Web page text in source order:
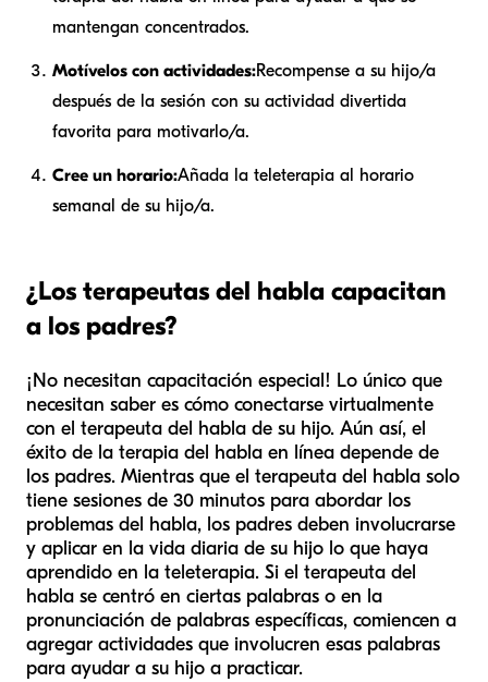
mantengan concentrados.
Motívelos con actividades:Recompense a su hijo/a
después de la sesión con su actividad divertida
favorita para motivarlo/a.
Cree un horario:Añada la teleterapia al horario
semanal de su hijo/a.
¿Los terapeutas del habla capacitan
a los padres?
¡No necesitan capacitación especial! Lo único que
necesitan saber es cómo conectarse virtualmente
con el terapeuta del habla de su hijo. Aún así, el
éxito de la terapia del habla en línea depende de
los padres. Mientras que el terapeuta del habla solo
tiene sesiones de 30 minutos para abordar los
problemas del habla, los padres deben involucrarse
y aplicar en la vida diaria de su hijo lo que haya
aprendido en la teleterapia. Si el terapeuta del
habla se centró en ciertas palabras o en la
pronunciación de palabras específicas, comiencen a
agregar actividades que involucren esas palabras
para ayudar a su hijo a practicar.